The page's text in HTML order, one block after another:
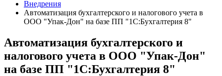
Внедрения
Автоматизация бухгалтерского и налогового учета в
ООО "Упак-Дон" на базе ПП "1С:Бухгалтерия 8"
Автоматизация бухгалтерского и
налогового учета в ООО "Упак-Дон"
на базе ПП "1С:Бухгалтерия 8"